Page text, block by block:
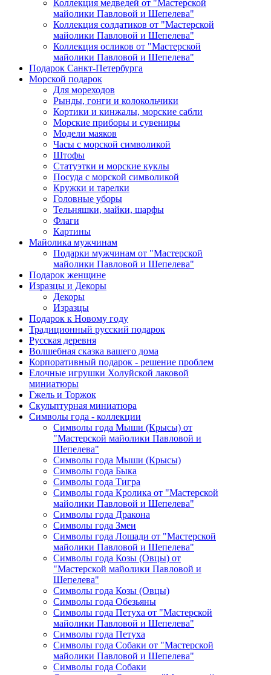
Коллекция медведей от "Мастерской
майолики Павловой и Шепелева"
Коллекция солдатиков от "Мастерской
майолики Павловой и Шепелева"
Коллекция осликов от "Мастерской
майолики Павловой и Шепелева"
Подарок Санкт-Петербурга
Морской подарок
Для мореходов
Рынды, гонги и колокольчики
Кортики и кинжалы, морские сабли
Морские приборы и сувениры
Модели маяков
Часы с морской символикой
Штофы
Статуэтки и морские куклы
Посуда с морской символикой
Кружки и тарелки
Головные уборы
Тельняшки, майки, шарфы
Флаги
Картины
Майолика мужчинам
Подарки мужчинам от "Мастерской
майолики Павловой и Шепелева"
Подарок женщине
Изразцы и Декоры
Декоры
Изразцы
Подарок к Новому году
Традиционный русский подарок
Русская деревня
Волшебная сказка вашего дома
Корпоративный подарок - решение проблем
Елочные игрушки Холуйской лаковой
миниатюры
Гжель и Торжок
Скульптурная миниатюра
Символы года - коллекции
Символы года Мыши (Крысы) от
"Мастерской майолики Павловой и
Шепелева"
Символы года Мыши (Крысы)
Символы года Быка
Символы года Тигра
Символы года Кролика от "Мастерской
майолики Павловой и Шепелева"
Символы года Дракона
Символы года Змеи
Символы года Лошади от "Мастерской
майолики Павловой и Шепелева"
Символы года Козы (Овцы) от
"Мастерской майолики Павловой и
Шепелева"
Символы года Козы (Овцы)
Символы года Обезьяны
Символы года Петуха от "Мастерской
майолики Павловой и Шепелева"
Символы года Петуха
Символы года Собаки от "Мастерской
майолики Павловой и Шепелева"
Символы года Собаки